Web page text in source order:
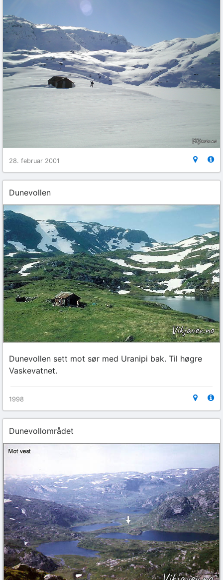
28. februar 2001
Dunevollen
Dunevollen sett mot sør med Uranipi bak. Til høgre
Vaskevatnet.
1998
Dunevollområdet